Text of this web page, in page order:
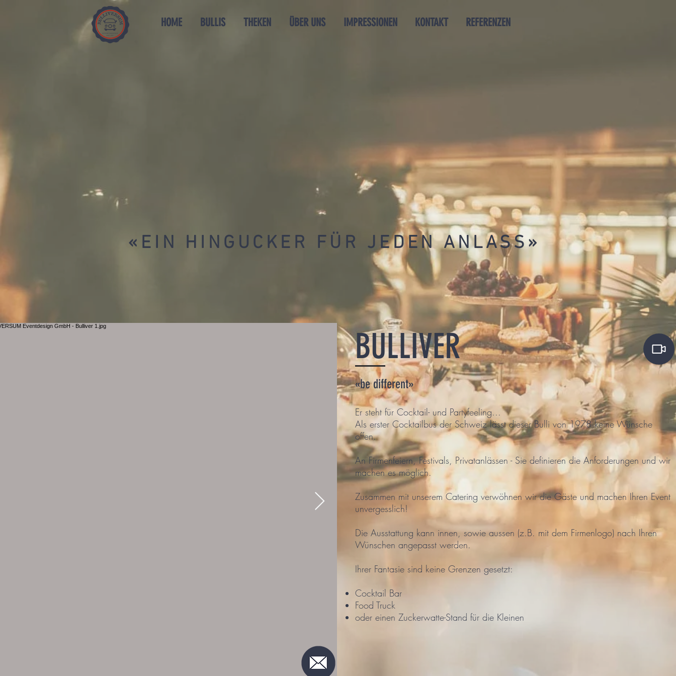
HOME BULLIS THEKEN ÜBER UNS IMPRESSIONEN KONTAKT REFERENZEN
«EIN HINGUCKER FÜR JEDEN ANLASS»
BULLIVER
«be different»
Er steht für Cocktail- und Partyfeeling...
Als erster Cocktailbus der Schweiz lässt dieser Bulli von 1978 keine Wünsche
offen.
An Firmenfeiern, Festivals, Privatanlässen - Sie definieren die Anforderungen und wir
machen es möglich.
Zusammen mit unserem Catering verwöhnen wir die Gäste und machen Ihren Event
unvergesslich!
Die Ausstattung kann innen, sowie aussen (z.B. mit dem Firmenlogo) nach Ihren
Wünschen angepasst werden.
Ihrer Fantasie sind keine Grenzen gesetzt:
Cocktail Bar
Food Truck
oder einen Zuckerwatte-Stand für die Kleinen